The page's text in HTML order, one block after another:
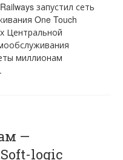
запустил сеть
One Touch
Центральной
миллионам
—
logic